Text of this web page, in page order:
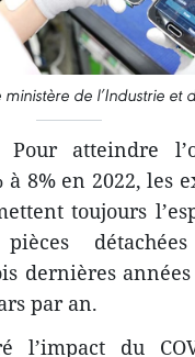
ministère de l’Industrie et
atteindre
à 8% en 2022, les
toujours
dernières
par an.
l’impact du